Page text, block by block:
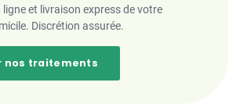
et livraison express de votre
Discrétion assurée.
nos traitements